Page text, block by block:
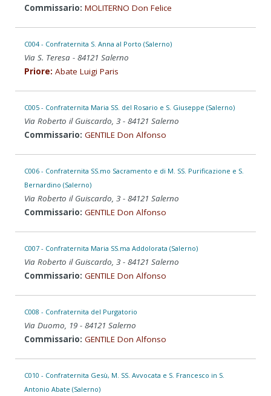
Commissario: MOLITERNO Don Felice
C004 - Confraternita S. Anna al Porto (Salerno)
Via S. Teresa - 84121 Salerno
Priore: Abate Luigi Paris
C005 - Confraternita Maria SS. del Rosario e S. Giuseppe (Salerno)
Via Roberto il Guiscardo, 3 - 84121 Salerno
Commissario: GENTILE Don Alfonso
C006 - Confraternita SS.mo Sacramento e di M. SS. Purificazione e S.
Bernardino (Salerno)
Via Roberto il Guiscardo, 3 - 84121 Salerno
Commissario: GENTILE Don Alfonso
C007 - Confraternita Maria SS.ma Addolorata (Salerno)
Via Roberto il Guiscardo, 3 - 84121 Salerno
Commissario: GENTILE Don Alfonso
C008 - Confraternita del Purgatorio
Via Duomo, 19 - 84121 Salerno
Commissario: GENTILE Don Alfonso
C010 - Confraternita Gesù, M. SS. Avvocata e S. Francesco in S.
Antonio Abate (Salerno)